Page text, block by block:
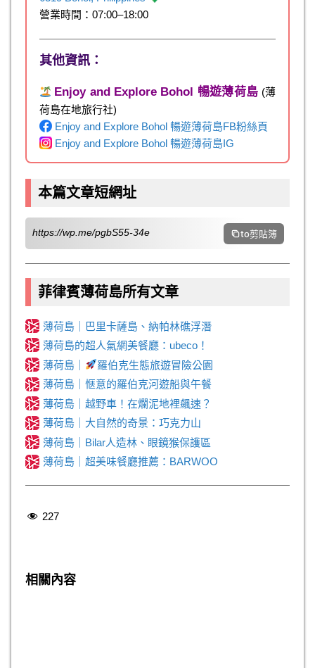
營業時間：07:00–18:00
其他資訊：
Enjoy and Explore Bohol 暢遊薄荷島 (薄
荷島在地旅行社)
Enjoy and Explore Bohol 暢遊薄荷島FB粉絲頁
Enjoy and Explore Bohol 暢遊薄荷島IG
本篇文章短網址
https://wp.me/pgbS55-34e to剪貼簿
菲律賓薄荷島所有文章
薄荷島｜巴里卡薩島、納帕林礁浮潛
薄荷島的超人氣網美餐廳：ubeco！
薄荷島｜
羅伯克生態旅遊冒險公園
薄荷島｜愜意的羅伯克河遊船與午餐
薄荷島｜越野車！在爛泥地裡飆速？
薄荷島｜大自然的奇景：巧克力山
薄荷島｜Bilar人造林、眼鏡猴保護區
薄荷島｜超美味餐廳推薦：BARWOO
227